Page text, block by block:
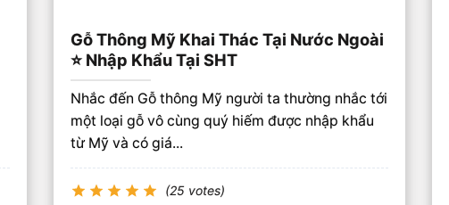
Gỗ Thông Mỹ Khai Thác Tại Nước Ngoài
⭐️ Nhập Khẩu Tại SHT
Nhắc đến Gỗ thông Mỹ người ta thường nhắc tới
một loại gỗ vô cùng quý hiếm được nhập khẩu
từ Mỹ và có giá...
(25 votes)